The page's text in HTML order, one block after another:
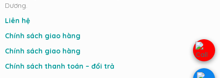
Dương.
Liên hệ
Chính sách giao hàng
Chính sách giao hàng
Chính sách thanh toán – đổi trả